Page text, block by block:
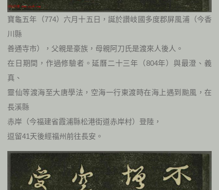
寶龜五年（774）六月十五日，誕於讚岐國多度郡屏風浦（今香
川縣
善通寺市），父親是豪族，母親阿刀氏是渡來人後人。
在日期間，作過修驗者。延曆二十三年（804年）與最澄、義
真、
靈仙等渡海至大唐學法，空海一行東渡時在海上遇到颱風，在
長溪縣
赤岸（今福建省霞浦縣松港街道赤岸村）登陸，
逗留41天後經福州前往長安。